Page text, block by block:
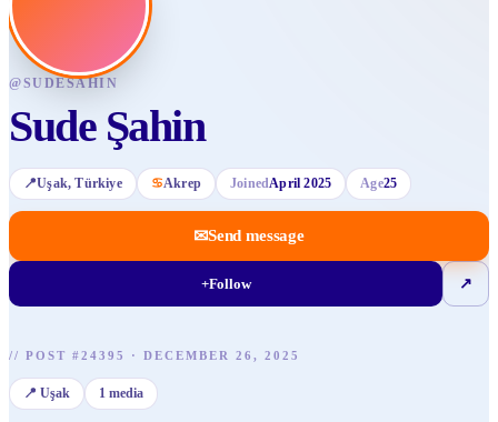
@SUDESAHIN
Sude Şahin
📍Uşak, Türkiye ♋Akrep JoinedApril 2025 Age25
✉Send message
+Follow ↗
// POST #24395 · DECEMBER 26, 2025
📍 Uşak 1 media